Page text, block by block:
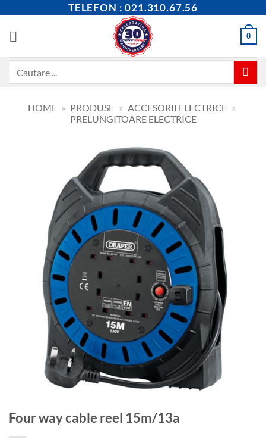
content
TELEFON : 021.310.67.56
0
HOME » PRODUSE » ACCESORII ELECTRICE »
PRELUNGITOARE ELECTRICE
Four way cable reel 15m/13a